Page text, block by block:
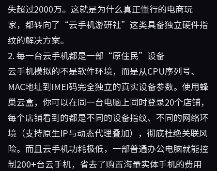
失超过2000万。这就是为什么真正懂行的电商玩
家，都转向了“云手机游研社”这类具备独立硬件指
纹的解决方案。
2. 每一台云手机都是一部“原住民”设备
云手机模拟的不是软件环境，而是从CPU序列号、
MAC地址到IMEI码完全独立的真实设备参数。使用蜂
巢云盒，你可以在同一台电脑上同时登录20个店铺，
每个店铺看到的都是不同的设备指纹、不同的网络环
境（支持原生IP与动态代理叠加），彻底杜绝关联风
险。而且云手机功耗极低，一部普通办公电脑就能控
制200+台云手机，省去了购置海量实体手机的费用